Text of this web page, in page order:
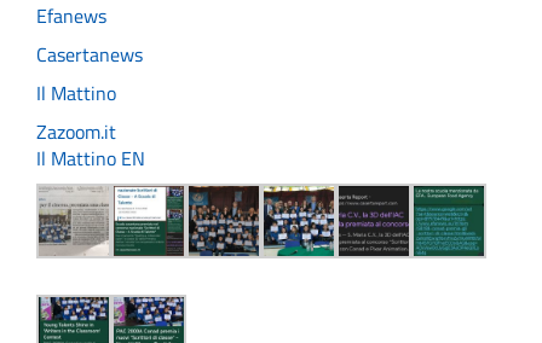
Efanews
Casertanews
Il Mattino
Zazoom.it
Il Mattino EN